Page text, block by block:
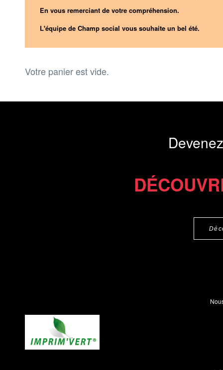
En vous remerciant de votre compréhension.
L'équipe de Champ social vous souhaite un bel été.
Votre panier est vide.